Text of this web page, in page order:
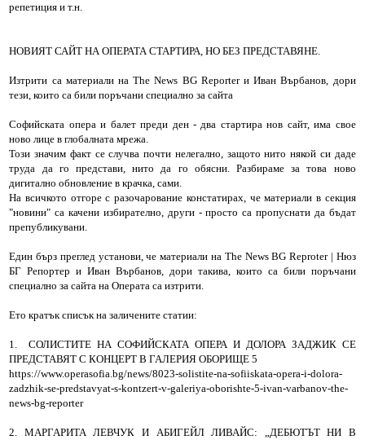
репетиция и т.н.
НОВИЯТ САЙТ НА ОПЕРАТА СТАРТИРА, НО БЕЗ ПРЕДСТАВЯНЕ.
Изтрити са материали на The News BG Reporter и Иван Върбанов, дори
тези, които са били поръчани специално за сайта
Софийската опера и балет преди ден - два стартира нов сайт, има свое
ново лице в глобалната мрежа.
Този значим факт се случва почти нелегално, защото нито някой си даде
труда да го представи, нито да го обясни. Разбираме за това ново
дигитално обновление в крачка, сами.
На всичкото отгоре с разочарование констатирах, че материали в секция
"новини" са качени избирателно, други - просто са пропуснати да бъдат
препубликувани.
Един бърз преглед установи, че материали на The News BG Reproter | Нюз
БГ Репортер и Иван Върбанов, дори такива, които са били поръчани
специално за сайта на Операта са изтрити.
Ето кратък списък на заличените статии:
1. СОЛИСТИТЕ НА СОФИЙСКАТА ОПЕРА И ДОЛОРА ЗАДЖИК СЕ
ПРЕДСТАВЯТ С КОНЦЕРТ В ГАЛЕРИЯ ОБОРИЩЕ 5
https://www.operasofia.bg/news/8023-solistite-na-sofiiskata-opera-i-dolora-
zadzhik-se-predstavyat-s-kontzert-v-galeriya-oborishte-5-ivan-varbanov-the-
news-bg-reporter
2. МАРГАРИТА ЛЕВЧУК И АБИГЕЙЛ ЛИВАЙС: „ДЕБЮТЪТ НИ В